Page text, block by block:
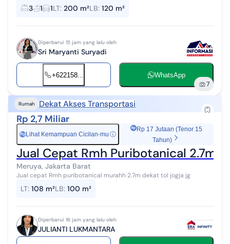
3 1 1LT: 200 m²LB: 120 m²
Diperbarui 15 jam yang lalu oleh
Sri Maryanti Suryadi
+622158... WhatsApp
7
Rumah Dekat Akses Transportasi
Rp 2,7 Miliar
Rp Lihat Kemampuan Cicilan-mu ⓘ
Rp 17 Jutaan (Tenor 15
Tahun)
Jual Cepat Rmh Puribotanical 2.7m
Meruya, Jakarta Barat
Jual cepat Rmh puribotanical murahh 2.7m dekat tol jogja jg
LT: 108 m²LB: 100 m²
Diperbarui 16 jam yang lalu oleh
JULIANTI LUKMANTARA